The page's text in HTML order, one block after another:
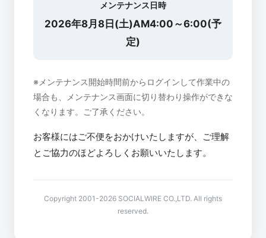
メンテナンス日時
2026年8月8日(土)AM4:00～6:00(予
定)
※メンテナンス開始時間前からログインして作業中の
場合も、メンテナンス画面に切り替わり操作ができな
くなります。ご了承ください。
お客様にはご不便をおかけいたしますが、ご理解
とご協力のほどよろしくお願いいたします。
Copyright 2001-2026 SOCIALWIRE CO.,LTD. All rights
reserved.